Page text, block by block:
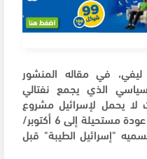
ليفي، في مقاله المنشور
الذي يجمع نفتالي
لا يحمل لإسرائيل مشروع
إنقاذ حقيقيا، بقدر ما يعرض عليها عودة مستحيلة إلى 6 أكتوبر/
إلى ما يسميه "إسرائيل الطيبة" قبل